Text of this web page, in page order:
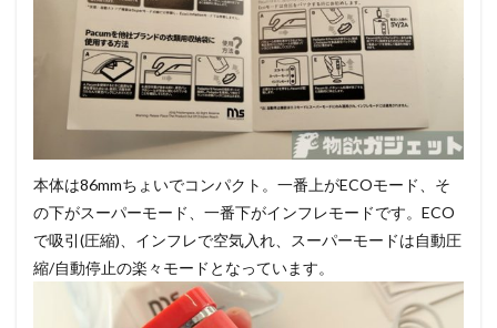
本体は86mmちょいでコンパクト。一番上がECOモード、そ
の下がスーパーモード、一番下がインフレモードです。ECO
で吸引(圧縮)、インフレで空気入れ、スーパーモードは自動圧
縮/自動停止の楽々モードとなっています。